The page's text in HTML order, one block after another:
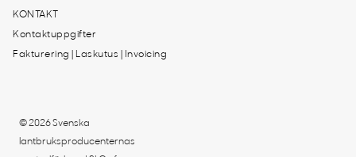
KONTAKT
Kontaktuppgifter
Fakturering | Laskutus | Invoicing
© 2026 Svenska
lantbruksproducenternas